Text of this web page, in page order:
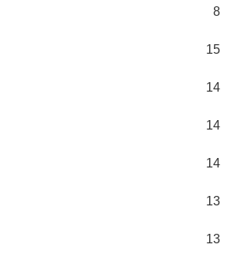
8
15
14
14
14
13
13